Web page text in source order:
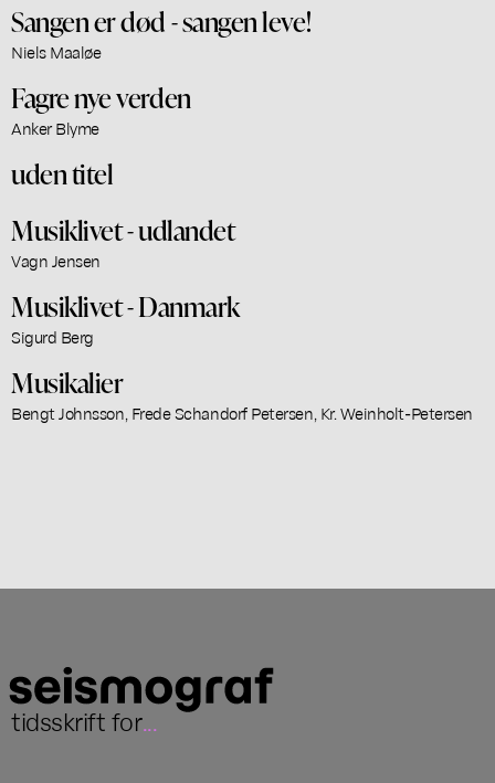
Sangen er død - sangen leve!
Niels Maaløe
Fagre nye verden
Anker Blyme
uden titel
Musiklivet - udlandet
Vagn Jensen
Musiklivet - Danmark
Sigurd Berg
Musikalier
Bengt Johnsson, Frede Schandorf Petersen, Kr. Weinholt-Petersen
tidsskrift for...